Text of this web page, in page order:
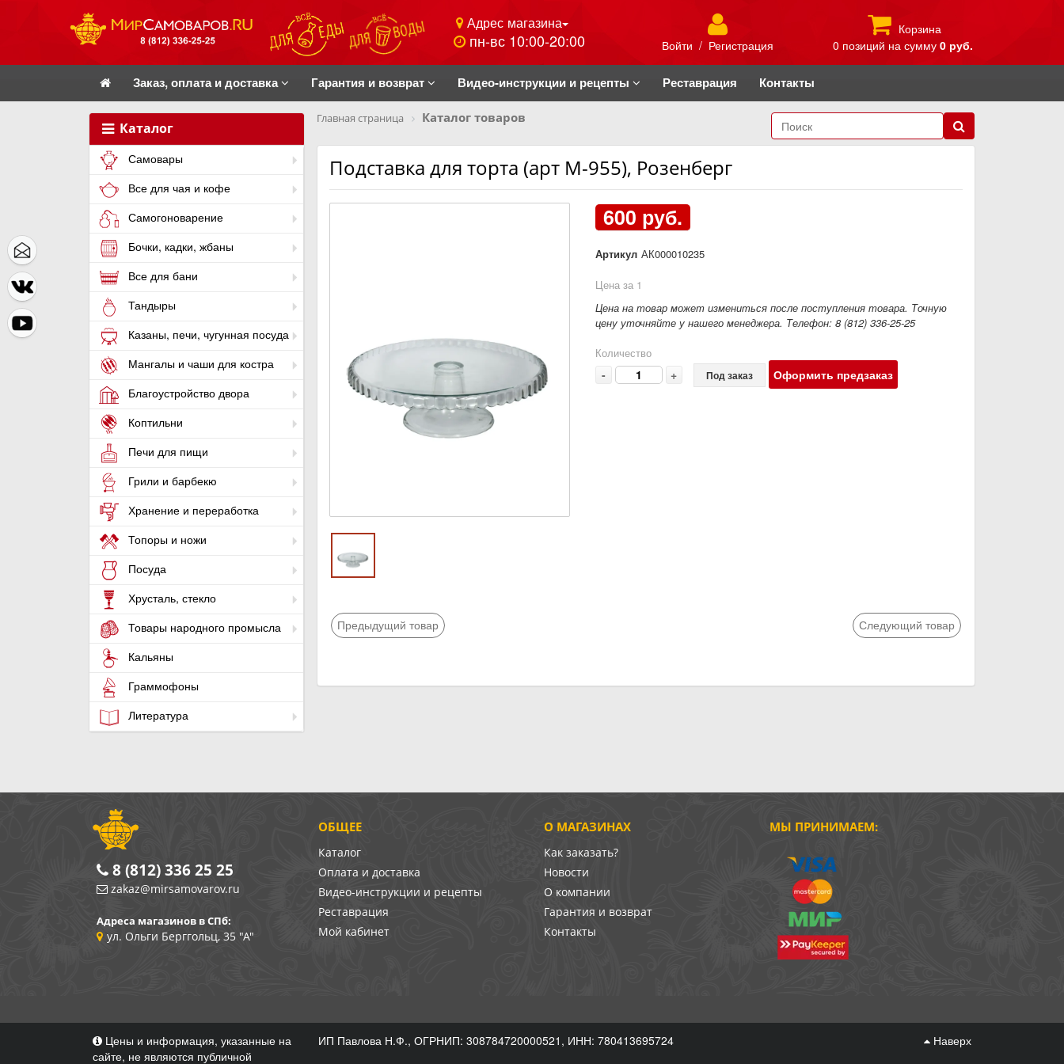
Адрес магазина
пн-вс 10:00-20:00 Войти / Регистрация
Корзина
0 позиций на сумму 0 руб.
Заказ, оплата и доставка Гарантия и возврат Видео-инструкции и рецепты Реставрация Контакты
Каталог
Самовары
Все для чая и кофе
Самогоноварение
Бочки, кадки, жбаны
Все для бани
Тандыры
Казаны, печи, чугунная посуда
Мангалы и чаши для костра
Благоустройство двора
Коптильни
Печи для пищи
Грили и барбекю
Хранение и переработка
Топоры и ножи
Посуда
Хрусталь, стекло
Товары народного промысла
Кальяны
Граммофоны
Литература
Главная страница Каталог товаров
Подставка для торта (арт М-955), Розенберг
600 руб.
Артикул АК000010235
Цена за 1
Цена на товар может измениться после поступления товара. Точную
цену уточняйте у нашего менеджера. Телефон: 8 (812) 336-25-25
Количество
- + Под заказ Оформить предзаказ
Предыдущий товар Следующий товар
О МАГАЗИНАХ
Как заказать?
Новости
О компании
Гарантия и возврат
Контакты
ОБЩЕЕ
Каталог
Оплата и доставка
Видео-инструкции и рецепты
Реставрация
Мой кабинет
МЫ ПРИНИМАЕМ:
8 (812) 336 25 25
zakaz@mirsamovarov.ru
Адреса магазинов в СПб:
ул. Ольги Берггольц, 35 "А"
Цены и информация, указанные на
сайте, не являются публичной
ИП Павлова Н.Ф., ОГРНИП: 308784720000521, ИНН: 780413695724 Наверх